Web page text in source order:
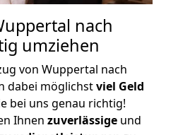
nach
umziehen
von Wuppertal nach
dabei möglichstviel Geld
bei uns genau richtig!
Ihnen zuverlässige und